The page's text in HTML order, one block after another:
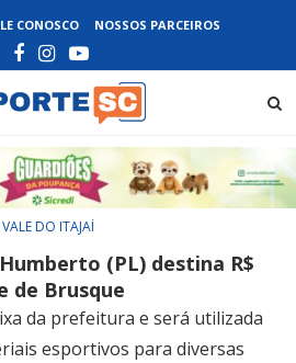
CONOSCO NOSSOS PARCEIROS
VALE DO ITAJAÍ
(PL) destina R$
de Brusque
da prefeitura e será utilizada
esportivos para diversas